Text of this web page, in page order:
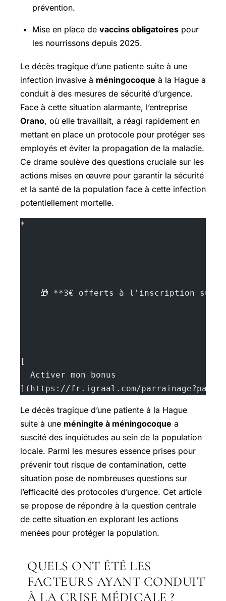
prévention.
Mise en place de vaccins obligatoires pour
les nourrissons depuis 2025.
Le décès tragique d’une patiente suite à une
infection invasive à méningocoque à la Hague a
conduit à des mesures de sécurité d’urgence.
Face à cette situation alarmante, l’entreprise
Orano, où elle travaillait, a réagi rapidement en
mettant en place un protocole pour protéger ses
employés et éviter la propagation de la maladie.
Ce drame soulève des questions cruciale sur les
actions mises en œuvre pour garantir la sécurité
et la santé de la population face à cette infection
potentiellement mortelle.
*
🎁 **3€ offerts à l'inscription sur
[
  Activer mon bonus
](https://fr.igraal.com/
Le décès tragique d’une patiente à la Hague
suite à une méningite à méningocoque a
suscité des inquiétudes au sein de la population
locale. Parmi les mesures essence prises pour
prévenir tout risque de contamination, cette
situation pose de nombreuses questions sur
l’efficacité des protocoles d’urgence. Cet article
se propose de répondre à la question centrale
de cette situation en explorant les actions
menées pour protéger la population.
QUELS ONT ÉTÉ LES
FACTEURS AYANT CONDUIT
À LA CRISE MÉDICALE ?